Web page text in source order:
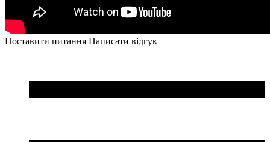
Поставити питання Написати відгук